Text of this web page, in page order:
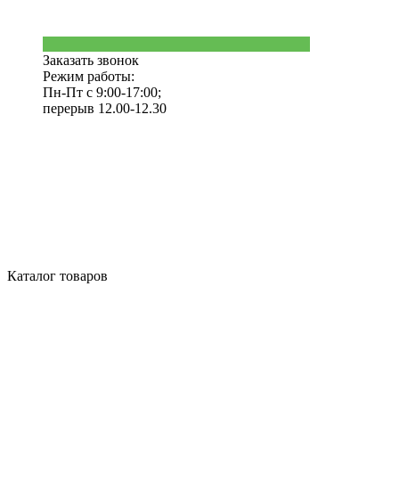
Заказать звонок
Режим работы:
Пн-Пт с 9:00-17:00;
перерыв 12.00-12.30
Каталог товаров